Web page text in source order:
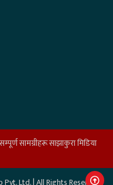
सामग्रीहरू साझाकुरा मिडिया
Ltd. | All Rights Reserved.